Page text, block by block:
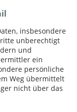
insbesondere
unberechtigt
und
ein
persönliche
Weg übermittelt
nicht über das